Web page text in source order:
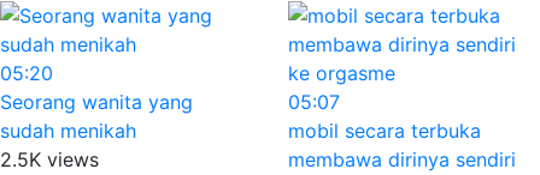
05:20
Seorang wanita yang
sudah menikah
2.5K views
05:07
mobil secara terbuka
membawa dirinya sendiri